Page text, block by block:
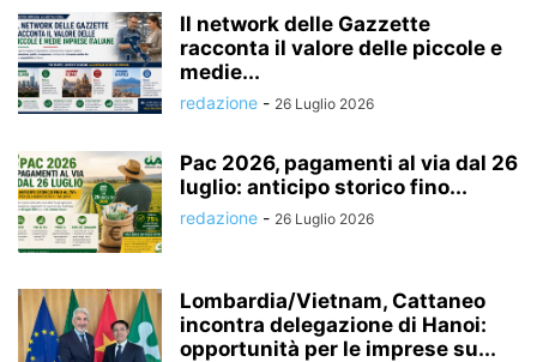
Il network delle Gazzette
racconta il valore delle piccole e
medie...
redazione - 26 Luglio 2026
Pac 2026, pagamenti al via dal 26
luglio: anticipo storico fino...
redazione - 26 Luglio 2026
Lombardia/Vietnam, Cattaneo
incontra delegazione di Hanoi:
opportunità per le imprese su...